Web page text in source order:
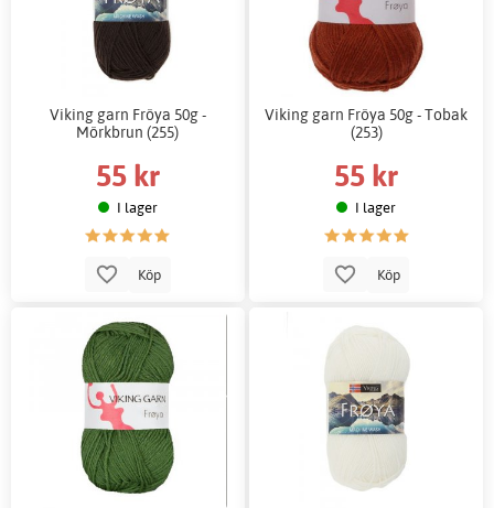
Viking garn Fröya 50g -
Mörkbrun (255)
55 kr
I lager
Köp
Viking garn Fröya 50g - Tobak
(253)
55 kr
I lager
Köp